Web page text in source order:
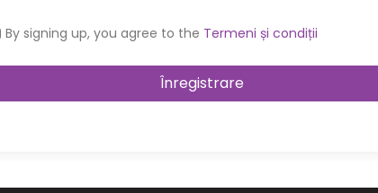
By signing up, you agree to the Termeni și condiții
Înregistrare